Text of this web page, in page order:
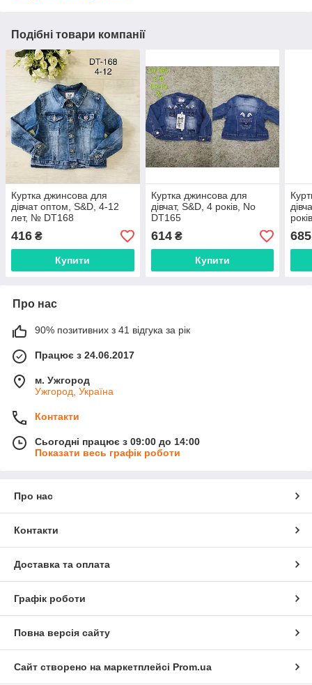
Подібні товари компанії
Куртка джинсова для
дівчат оптом, S&D, 4-12
лет, № DT168
416 ₴
Купити
Куртка джинсова для
дівчат, S&D, 4 років, No
DT165
614₴
Купити
685
Про нас
90% позитивних з 41 відгука за рік
Працює з 24.06.2017
м. Ужгород
Ужгород, Україна
Контакти
Сьогодні працює з 09:00 до 14:00
Показати весь графік роботи
Про нас
Контакти
Доставка та оплата
Графік роботи
Повна версія сайту
Сайт створено на маркетплейсі Prom.ua